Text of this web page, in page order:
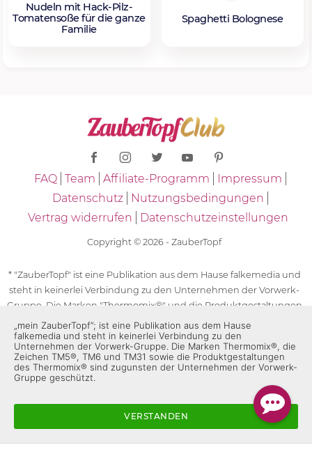
Nudeln mit Hack-Pilz-
Tomatensoße für die ganze
Familie
Spaghetti Bolognese
FAQ Team Affiliate-Programm
Impressum
Datenschutz
Nutzungsbedingungen
Vertrag widerrufen
Datenschutzeinstellungen
Copyright © 2026 - ZauberTopf
* "ZauberTopf" ist eine Publikation aus dem Hause falkemedia und
steht in keinerlei Verbindung zu den Unternehmen der Vorwerk-
Gruppe. Die Marken "Thermomix®" und die Produktgestaltungen
des "Thermomix®" sind eingetragene Marken der Unternehmen
der Vorwerk-Gruppe. Die Marken Thermomix®, die Zeichen TM5®,
TM6 und TM31 sowie die Produktgestaltungen des Thermomix®
sind zugunsten der Unternehmen der Vorwerk-Gruppe
geschützt. Für die Rezeptangaben in "ZauberTopf" ist
„mein ZauberTopf”; ist eine Publikation aus dem Hause
falkemedia und steht in keinerlei Verbindung zu den
Unternehmen der Vorwerk-Gruppe. Die Marken Thermomix®, die
Zeichen TM5®, TM6 und TM31 sowie die Produktgestaltungen
des Thermomix® sind zugunsten der Unternehmen der Vorwerk-
Gruppe geschützt.
VERSTANDEN